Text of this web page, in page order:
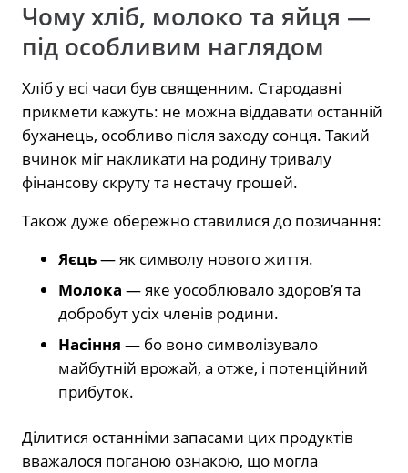
Чому хліб, молоко та яйця —
під особливим наглядом
Хліб у всі часи був священним. Стародавні
прикмети кажуть: не можна віддавати останній
буханець, особливо після заходу сонця. Такий
вчинок міг накликати на родину тривалу
фінансову скруту та нестачу грошей.
Також дуже обережно ставилися до позичання:
Яєць— як символу нового життя.
Молока — яке уособлювало здоров’я та
добробут усіх членів родини.
Насіння — бо воно символізувало
майбутній врожай, а отже, і потенційний
прибуток.
Ділитися останніми запасами цих продуктів
вважалося поганою ознакою, що могла